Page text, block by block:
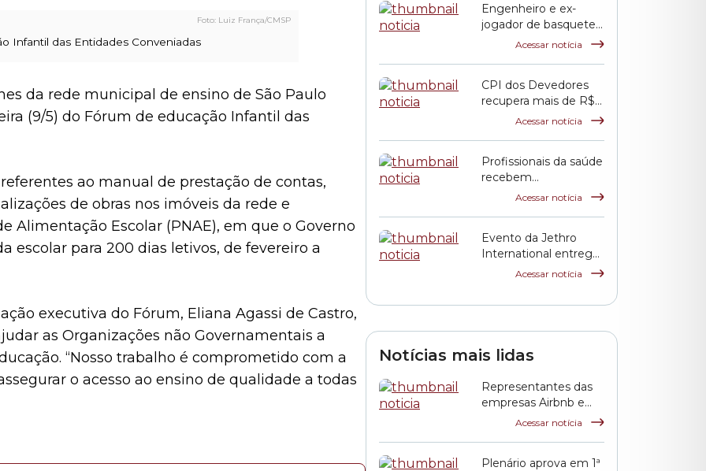
Luiz França/CMSP
Infantil das Entidades Conveniadas
da rede municipal de ensino de São Paulo
(9/5) do Fórum de educação Infantil das
ao manual de prestação de contas,
de obras nos imóveis da rede e
Alimentação Escolar (PNAE), em que o Governo
escolar para 200 dias letivos, de fevereiro a
executiva do Fórum, Eliana Agassi de Castro,
as Organizações não Governamentais a
“Nosso trabalho é comprometido com a
o acesso ao ensino de qualidade a todas
Engenheiro e ex-
jogador de basquete,
Jack Terpins recebe a
Acessar notícia
CPI dos Devedores
recupera mais de R$ 2
bilhões aos cofres
Acessar notícia
Profissionais da saúde
recebem
homenagem na
Acessar notícia
Evento da Jethro
International entrega
Prêmio Martin Luther
Acessar notícia
Notícias mais lidas
Representantes das
empresas Airbnb e
QuintoAndar prestam
Acessar notícia
Plenário aprova em 1ª